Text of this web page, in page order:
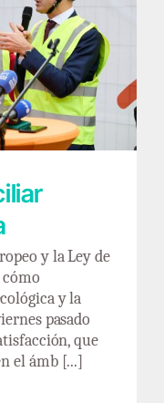
y energía
y la Ley de
y la
pasado
que
el ámb [...]